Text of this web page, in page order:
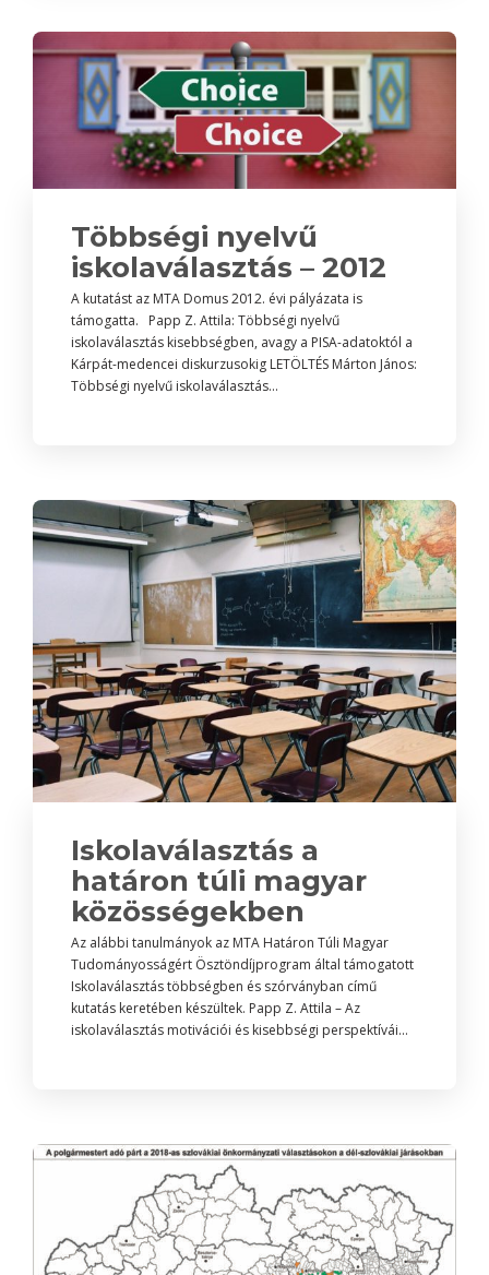
Többségi nyelvű
iskolaválasztás – 2012
A kutatást az MTA Domus 2012. évi pályázata is
támogatta. Papp Z. Attila: Többségi nyelvű
iskolaválasztás kisebbségben, avagy a PISA-adatoktól a
Kárpát-medencei diskurzusokig LETÖLTÉS Márton János:
Többségi nyelvű iskolaválasztás...
Iskolaválasztás a
határon túli magyar
közösségekben
Az alábbi tanulmányok az MTA Határon Túli Magyar
Tudományosságért Ösztöndíjprogram által támogatott
Iskolaválasztás többségben és szórványban című
kutatás keretében készültek. Papp Z. Attila – Az
iskolaválasztás motivációi és kisebbségi perspektívái...